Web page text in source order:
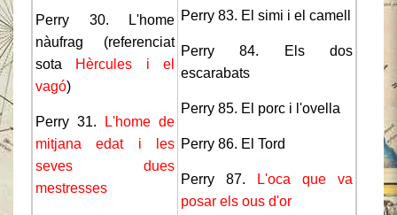
Perry 30. L'home
nàufrag (referenciat
sota Hèrcules i el
vagó)
Perry 31.
L'home de
mitjana edat i les
seves dues
mestresses
Perry 83. El simi i el camell
Perry 84. Els dos
escarabats
Perry 85. El porc i l'ovella
Perry 86. El Tord
Perry 87.
L'oca que va
posar els ous d'or